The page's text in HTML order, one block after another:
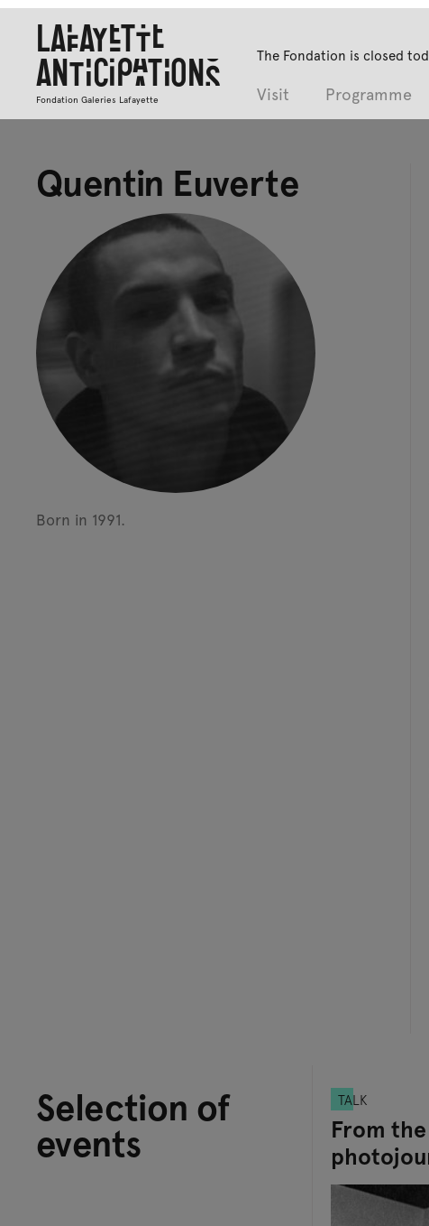
Lafayette
Anticipations
Fondation Galeries Lafayette
The Fondation is closed
Visit Programme
Quentin Euverte
Born in 1991.
Selection of
events
TALK
From